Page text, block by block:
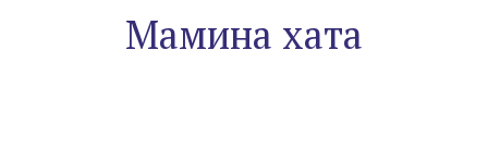
Мамина хата